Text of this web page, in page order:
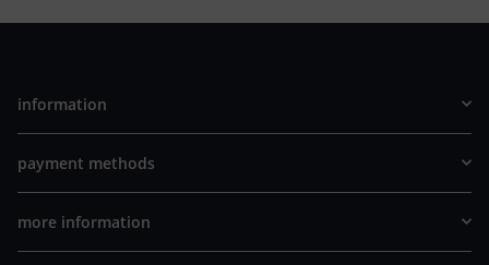
information
payment methods
more information